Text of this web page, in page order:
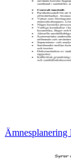
Ämnesplanering